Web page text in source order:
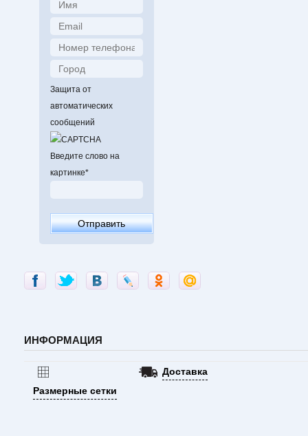
Защита от
автоматических
сообщений
Введите слово на
картинке*
ИНФОРМАЦИЯ
Размерные сетки
Доставка